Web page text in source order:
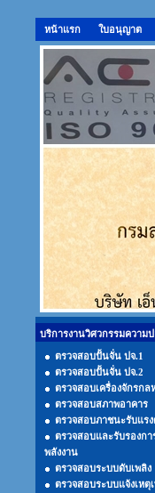
หน้าแรก ใบอนุญาต
บริการงานวิศวกรรมความ
ตรวจสอบปั้นจั่น ปจ.1
ตรวจสอบปั้นจั่น ปจ.2
ตรวจสอบเครื่องจักรกล
ตรวจสอบสภาพอาคาร
ตรวจสอบภาชนะรับแร
ตรวจสอบและรับรองกา
พลังงาน
ตรวจสอบระบบดับเพลิง
ตรวจสอบระบบแจ้งเหตุ